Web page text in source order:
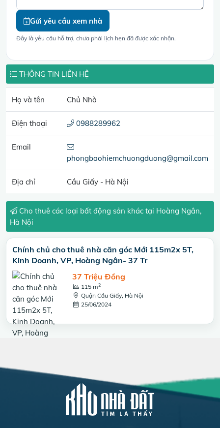
Gửi yêu cầu xem nhà
Đây là yêu cầu hỗ trợ, chưa phải lịch hẹn đã được xác nhận.
THÔNG TIN LIÊN HỆ
Họ và tên Chủ Nhà
Điện thoại 0988289962
Email
phongbaohiemchuongduong@gmail.com
Địa chỉ Cầu Giấy - Hà Nội
Cho thuê các loại bất động sản khác tại Hoàng Ngân,
Hà Nội
Chính chủ cho thuê nhà căn góc Mới 115m2x 5T,
Kinh Doanh, VP, Hoàng Ngân- 37 Tr
37 Triệu Đồng
115 m2
Quận Cầu Giấy, Hà Nội
25/06/2024